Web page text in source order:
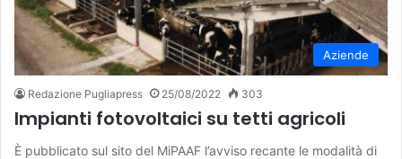
Aziende
Redazione Pugliapress 25/08/2022 303
Impianti fotovoltaici su tetti agricoli
È pubblicato sul sito del MiPAAF l’avviso recante le modalità di